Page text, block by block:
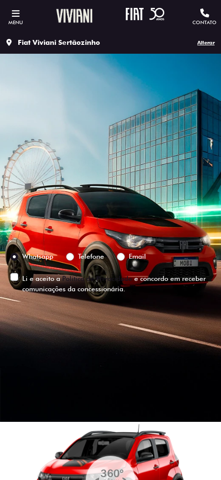
MENU CONTATO
Fiat Viviani Sertãozinho Alterar
ESTOU INTERESSADO
Versão escolhida
Preferência de contato:
Whatsapp
Telefone Email
Li e aceito aPolítica de Privacidadee concordo em receber
comunicações da concessionária.
ENTRAR EM CONTATO